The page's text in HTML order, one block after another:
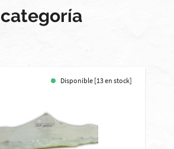
categoría
Disponible [13 en stock]